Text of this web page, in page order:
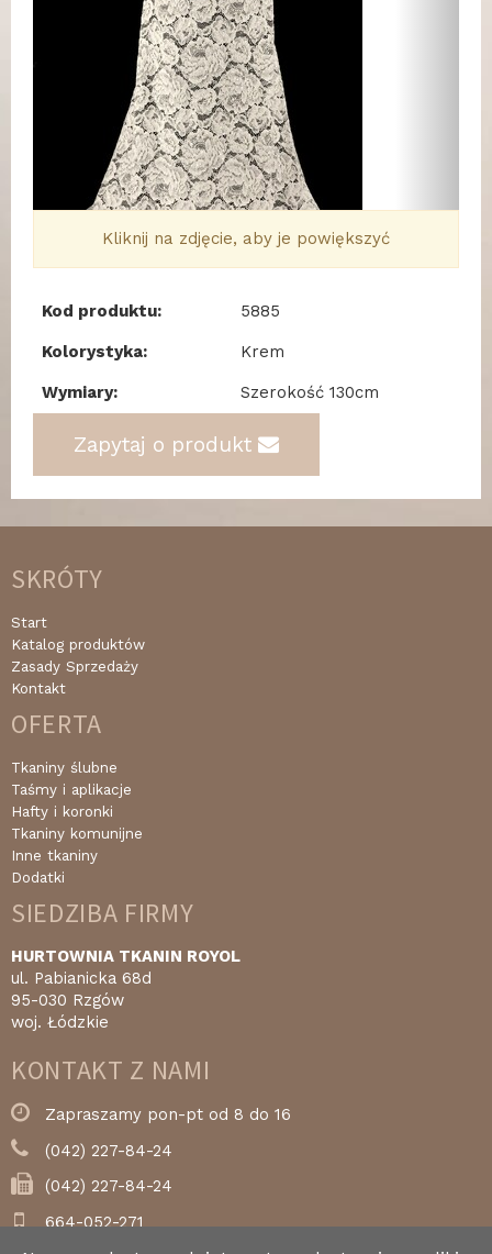
Kliknij na zdjęcie, aby je powiększyć
Kod produktu: 5885
Kolorystyka: Krem
Wymiary: Szerokość 130cm
Zapytaj o produkt
SKRÓTY
Start
Katalog produktów
Zasady Sprzedaży
Kontakt
OFERTA
Tkaniny ślubne
Taśmy i aplikacje
Hafty i koronki
Tkaniny komunijne
Inne tkaniny
Dodatki
SIEDZIBA FIRMY
HURTOWNIA TKANIN ROYOL
ul. Pabianicka 68d
95-030 Rzgów
woj. Łódzkie
KONTAKT Z NAMI
Zapraszamy pon-pt od 8 do 16
(042) 227-84-24
(042) 227-84-24
664-052-271